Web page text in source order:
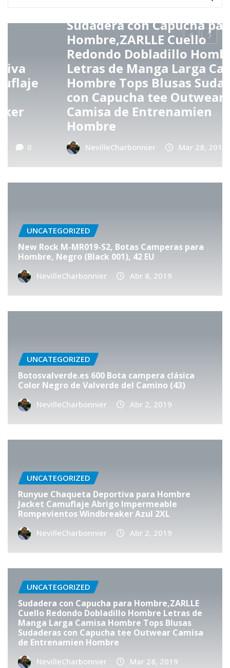
Sudadera con Capucha para
Hombre,ZARLLE Cuello
Redondo Dobladillo Hombre
Letras de Manga Larga Camisa
Hombre Tops Blusas Sudaderas
con Capucha tee Outwear
Camisa de Entrenamien
NevilleCharbonnier Mar 28, 2019 0
UNCATEGORIZED
New Rock M-MR019-S2, Botas Camperas para
Hombre, Negro (Black 001), 42 EU
NevilleCharbonnier Abr 8, 2019
UNCATEGORIZED
Botosvalverde.es 600 Bota campera clásica
Color Negro de Valverde del Camino (43)
NevilleCharbonnier Abr 2, 2019
UNCATEGORIZED
Runyue Chaqueta Deportiva para Hombre
Jacket Camuflaje Abrigo Impermeable
Rompevientos Windbreaker Azul 2XL
NevilleCharbonnier Abr 2, 2019
UNCATEGORIZED
Sudadera con Capucha para Hombre,ZARLLE
Cuello Redondo Dobladillo Hombre Letras de
Manga Larga Camisa Hombre Tops Blusas
Sudaderas con Capucha tee Outwear Camisa
de Entrenamien Hombre
NevilleCharbonnier Mar 28, 2019